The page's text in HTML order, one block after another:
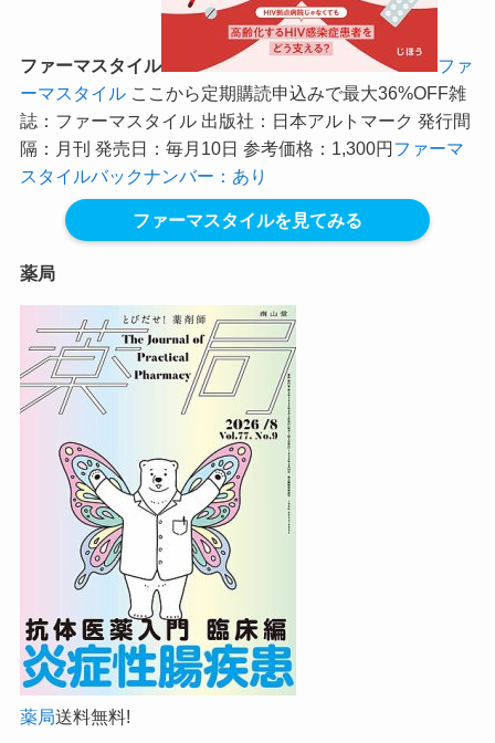
ファーマスタイル
ファ
ーマスタイル ここから定期購読申込みで最大36%OFF雑
誌：ファーマスタイル 出版社：日本アルトマーク 発行間
隔：月刊 発売日：毎月10日 参考価格：1,300円ファーマ
スタイルバックナンバー：あり
ファーマスタイルを見てみる
薬局
薬局送料無料!